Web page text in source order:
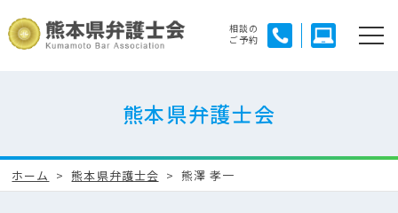
相談の
ご予約
熊本県弁護士会
ホーム 熊本県弁護士会 熊澤 孝一